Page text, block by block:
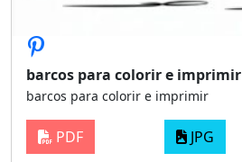
barcos para colorir e imprimir
barcos para colorir e imprimir
PDF JPG